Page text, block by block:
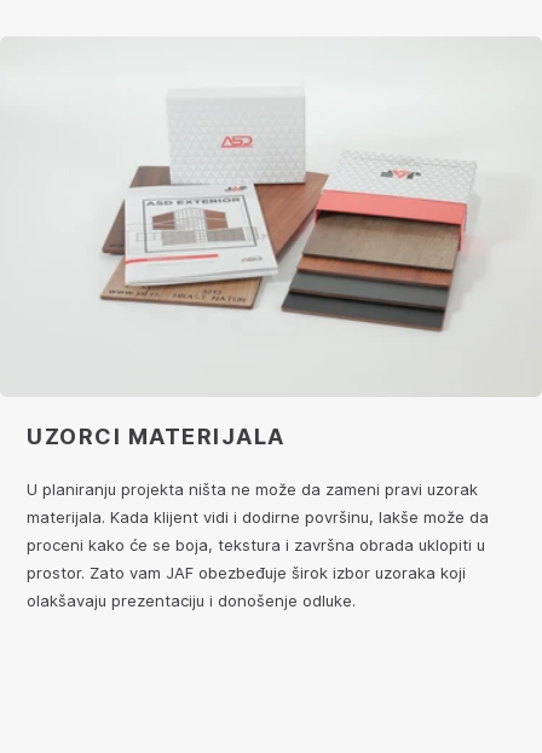
UZORCI MATERIJALA
U planiranju projekta ništa ne može da zameni pravi uzorak
materijala. Kada klijent vidi i dodirne površinu, lakše može da
proceni kako će se boja, tekstura i završna obrada uklopiti u
prostor. Zato vam JAF obezbeđuje širok izbor uzoraka koji
olakšavaju prezentaciju i donošenje odluke.